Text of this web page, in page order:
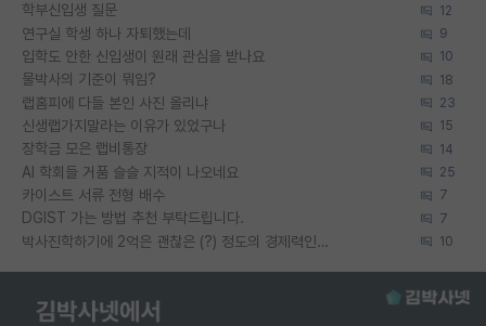
학부신입생 질문 12
연구실 학생 하나 자퇴했는데 9
입학도 안한 신입생이 원래 관심을 받나요 10
물박사의 기준이 뭐임? 18
랩홈피에 다들 본인 사진 올리냐 23
신생랩가지말라는 이유가 있었구나 15
장학금 모은 랩비통장 14
AI 학회들 거품 슬슬 지적이 나오네요 25
카이스트 서류 전형 배수 7
DGIST 가는 방법 추천 부탁드립니다. 7
박사진학하기에 2억은 괜찮은 (?) 정도의 경제력인가요 10